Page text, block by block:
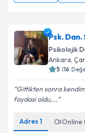
Psk. Dan.
Psikolojik
Ankara,
5 (16
Gittikten sonra
faydasi oldu,...
Adres 1 Online